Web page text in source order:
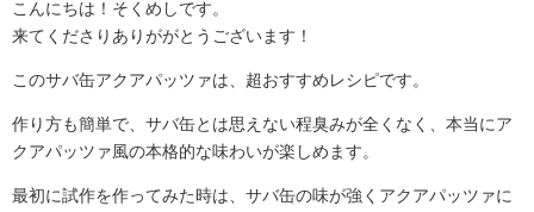
こんにちは！そくめしです。
来てくださりありががとうございます！
このサバ缶アクアパッツァは、超おすすめレシピです。
作り方も簡単で、サバ缶とは思えない程臭みが全くなく、本当にア
クアパッツァ風の本格的な味わいが楽しめます。
最初に試作を作ってみた時は、サバ缶の味が強くアクアパッツァに